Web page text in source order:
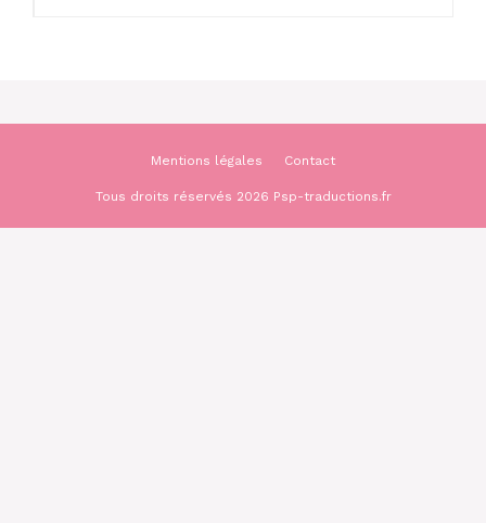
Mentions légales Contact
Tous droits réservés 2026 Psp-traductions.fr